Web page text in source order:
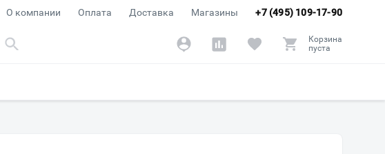
+7 (495) 109-17-90
О компании Оплата Доставка Магазины
Корзина
пуста